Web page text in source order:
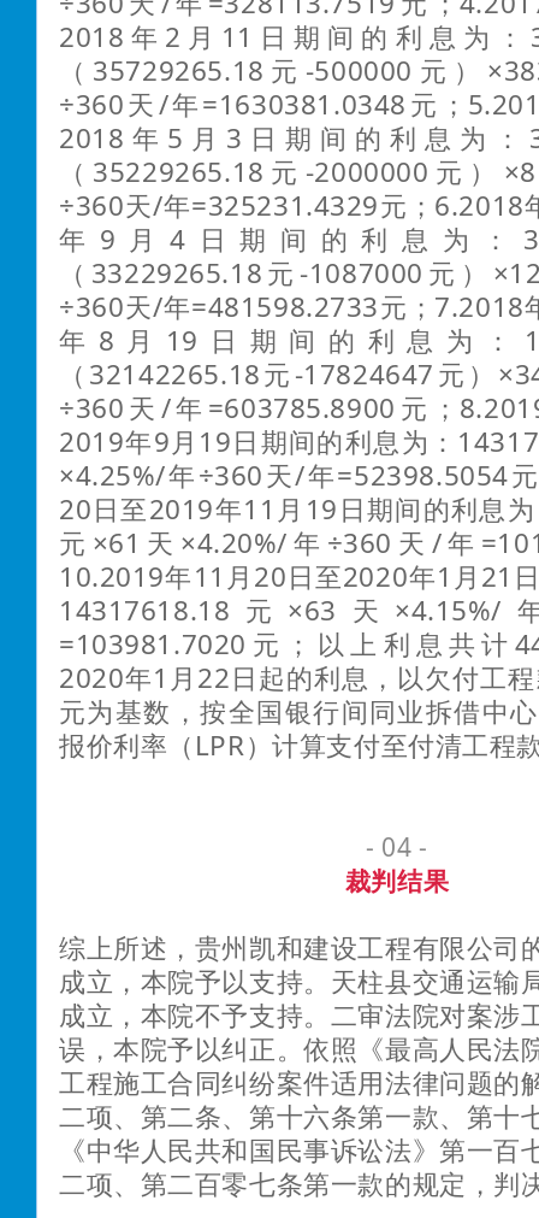
2018年2月11日期间的利息为：
（35729265.18元-500000元）
÷360天/年=1630381.0348元；
2018年5月3日期间的利息为：
（35229265.18元-2000000元）
÷360天/年=325231.4329元；6.2018
年9月4日期间的利息为：
（33229265.18元-1087000元）
÷360天/年=481598.2733元；7.2018
年8月19日期间的利息为：
（32142265.18元-17824647元）
÷360天/年=603785.8900元；
2019年9月19日期间的利息为：
×4.25%/年÷360天/年=52398.5054
20日至2019年11月19日期间的利息
元×61天×4.20%/年÷360天/年
10.2019年11月20日至2020年1月21
14317618.18元×63天
=103981.7020元；以上利息共计
2020年1月22日起的利息，以欠付工
元为基数，按全国银行间同业拆借中
报价利率（LPR）计算支付至付清工程
- 04 -
裁判结果
综上所述，贵州凯和建设工程有限公司
成立，本院予以支持。天柱县交通运输
成立，本院不予支持。二审法院对案涉
误，本院予以纠正。依照《最高人民法
工程施工合同纠纷案件适用法律问题的
二项、第二条、第十六条第一款、第十
《中华人民共和国民事诉讼法》第一百
二项、第二百零七条第一款的规定，判